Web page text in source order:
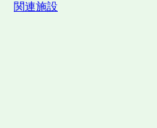
関連施設